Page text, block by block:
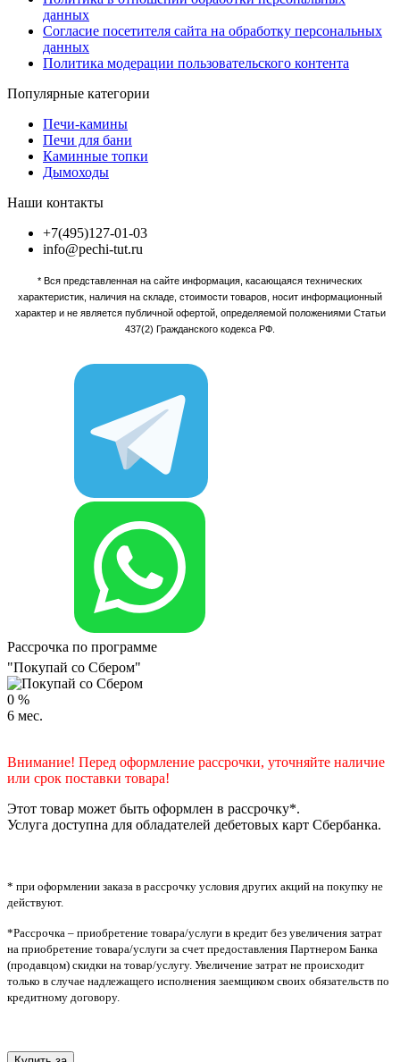
данных
Согласие посетителя сайта на обработку персональных
данных
Политика модерации пользовательского контента
Популярные категории
Печи-камины
Печи для бани
Каминные топки
Дымоходы
Наши контакты
+7(495)127-01-03
info@pechi-tut.ru
* Вся представленная на сайте информация, касающаяся технических
характеристик, наличия на складе, стоимости товаров, носит информационный
характер и не является публичной офертой, определяемой положениями Статьи
437(2) Гражданского кодекса РФ.
Рассрочка по программе
"Покупай со Сбером"
0 %
6 мес.
Внимание! Перед оформление рассрочки, уточняйте наличие
или срок поставки товара!
Этот товар может быть оформлен в рассрочку*.
Услуга доступна для обладателей дебетовых карт Сбербанка.
* при оформлении заказа в рассрочку условия других акций на покупку не
действуют.
*Рассрочка – приобретение товара/услуги в кредит без увеличения затрат
на приобретение товара/услуги за счет предоставления Партнером Банка
(продавцом) скидки на товар/услугу. Увеличение затрат не происходит
только в случае надлежащего исполнения заемщиком своих обязательств по
кредитному договору.